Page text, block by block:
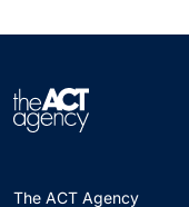
The ACT Agency